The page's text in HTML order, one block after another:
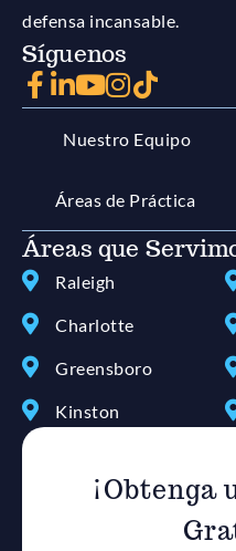
defensa incansable.
Síguenos
Nuestro Equipo
Áreas de Práctica
Áreas que
Raleigh
Charlotte
Greensboro
Kinston
¡Obtenga